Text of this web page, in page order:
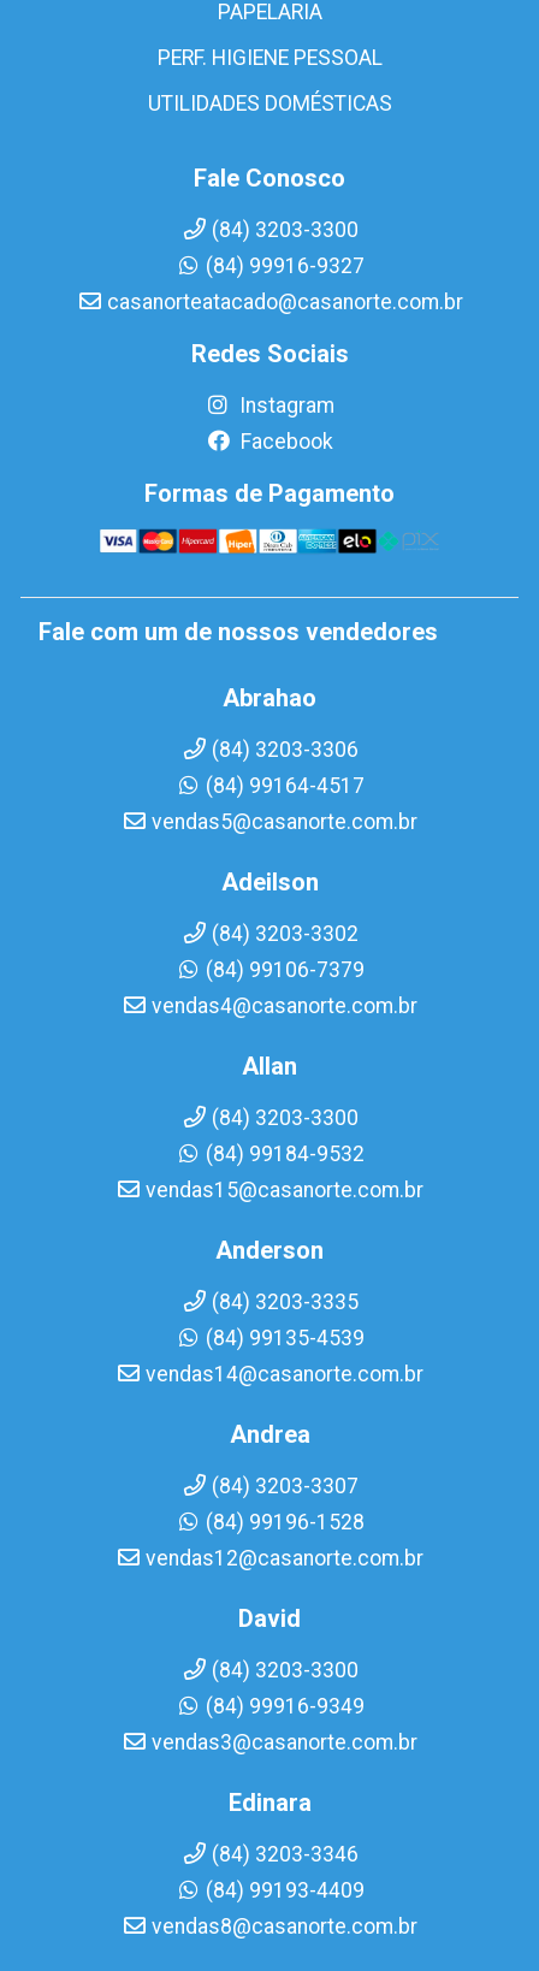
PAPELARIA
PERF. HIGIENE PESSOAL
UTILIDADES DOMÉSTICAS
Fale Conosco
(84) 3203-3300
(84) 99916-9327
casanorteatacado@casanorte.com.br
Redes Sociais
Instagram
Facebook
Formas de Pagamento
Fale com um de nossos vendedores
Abrahao
(84) 3203-3306
(84) 99164-4517
vendas5@casanorte.com.br
Adeilson
(84) 3203-3302
(84) 99106-7379
vendas4@casanorte.com.br
Allan
(84) 3203-3300
(84) 99184-9532
vendas15@casanorte.com.br
Anderson
(84) 3203-3335
(84) 99135-4539
vendas14@casanorte.com.br
Andrea
(84) 3203-3307
(84) 99196-1528
vendas12@casanorte.com.br
David
(84) 3203-3300
(84) 99916-9349
vendas3@casanorte.com.br
Edinara
(84) 3203-3346
(84) 99193-4409
vendas8@casanorte.com.br